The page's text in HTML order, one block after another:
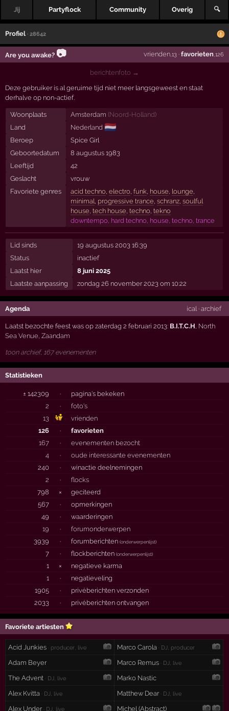
Jij Partyflock Community Overig 🔍
Profiel · 28642
Are you awake? 📷 vrienden,13· favorieten ,126
berichtenfoto →
Deze gebruiker is al geruime tijd niet meer langsgeweest en staat
derhalve op non-actief.
Woonplaats Amsterdam (Noord-Holland)
Land
Nederland 🇳🇱
Beroep
Spice Girl
Geboortedatum
8 augustus 1983
Leeftijd
42
Geslacht
vrouw
Favoriete genres
acid techno, electro, funk, house lounge
minimal progressive trance schranz, soulful
house tech house techno, tekno
downtempo, hard techno, house, techno, trance
Lid sinds
19 augustus 2003 16:39
Status
inactief
Laatst hier
8 juni 2025
Laatste aanpassing
zondag 26 november 2023 om 10:22
Agenda ical · archief
Laatst bezochte feest was op zaterdag 2 februari 2013: B.I.T.C.H, North
Sea Venue,Zaandam
toon archief, 167 evenementen
Statistieken
± 142309 ·
pagina's bekeken
2
·
foto's
13
vrienden
126
·
favorieten
167
·
evenementen bezocht
4
·
oude interessante evenementen
240
·
winactie deelnemingen
2
·
flocks
798
×
geciteerd
567
·
opmerkingen
49
·
waarderingen
19
·
forumonderwerpen
3939
· forumberichten(onderwerpenlijst)
7 · flockberichten(onderwerpenlijst)
1 ×
negatieve karma
1
·
negatieveling
1905
·
privéberichten verzonden
2033
· privéberichten ontvangen
Favoriete artiesten
Acid Junkies · producer, live Marco Carola · DJ, producer
Adam Beyer Marco Remus · DJ, live
The Advent · DJ, live
Marko Nastic
Alex Kvitta
· DJ, live Matthew Dear· DJ, live
Alex Under· DJ, live
Michel (Abstract)